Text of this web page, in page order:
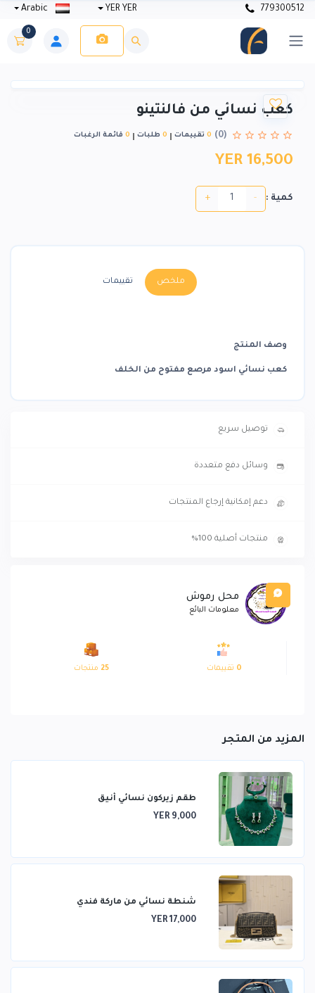
779300512
YER YER
0
كعب نسائي من فالنتينو
(0)
0 تقييمات 0 طلبات 0 قائمة الرغبات
YER 16,500
كمية : -
+
ملخص تقييمات
وصف المنتج
كعب نسائي اسود مرصع مفتوح من الخلف
توصيل سريع
وسائل دفع متعددة
دعم إمكانية إرجاع المنتجات
منتجات أصلية 100%
محل رموش
معلومات البائع
0 تقييمات 25 منتجات
المزيد من المتجر
طقم زيركون نسائي أنيق
YER 9,000
شنطة نسائي من ماركة فندي
YER 17,000